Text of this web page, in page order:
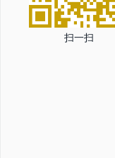
扫一扫